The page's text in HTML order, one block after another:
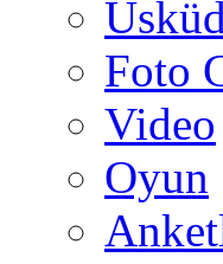
Foto
Video
Oyun